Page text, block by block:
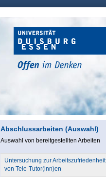
Abschlussarbeiten (Auswahl)
Auswahl von bereitgestellten Arbeiten
Untersuchung zur Arbeitszufriedenheit
von Tele-Tutor(inn)en